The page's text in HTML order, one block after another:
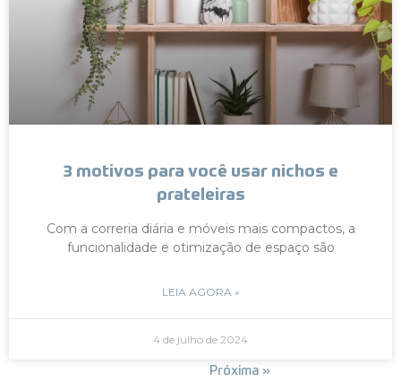
3 motivos para você usar nichos e
prateleiras
Com a correria diária e móveis mais compactos, a
funcionalidade e otimização de espaço são
LEIA AGORA »
4 de julho de 2024
Próxima »